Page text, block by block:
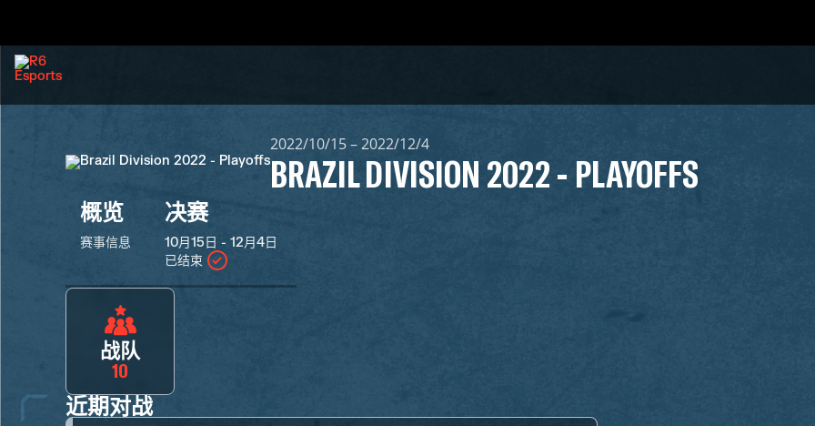
2022/10/15 – 2022/12/4
BRAZIL DIVISION 2022 - PLAYOFFS
概览
赛事信息
决赛
10月15日 - 12月4日
已结束
战队
10
近期对战